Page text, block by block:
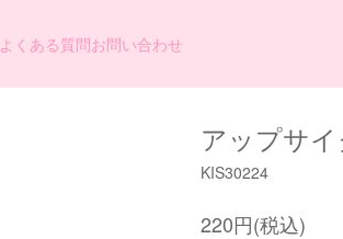
よくある質問お問い合わせ
アップサ
KIS30224
220円(税込)